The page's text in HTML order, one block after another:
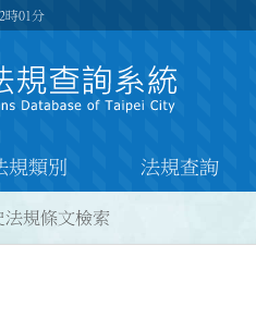
時01分
規類別 法規查詢
法規條文檢索